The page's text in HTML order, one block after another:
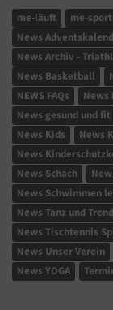
me-läuft me-sport
News
News Archiv -
News Basketball
NEWS FAQs
News
News gesund und fit
News Kids
News
News
News Schach
News Schwimmen
News Tanz und
News Tischtennis
News Unser Verein
News YOGA